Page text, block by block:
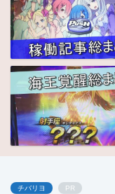
チバリヨ PR